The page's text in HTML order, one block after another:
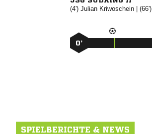
(4') | (66')
0’
SPIELBERICHTE & NEWS